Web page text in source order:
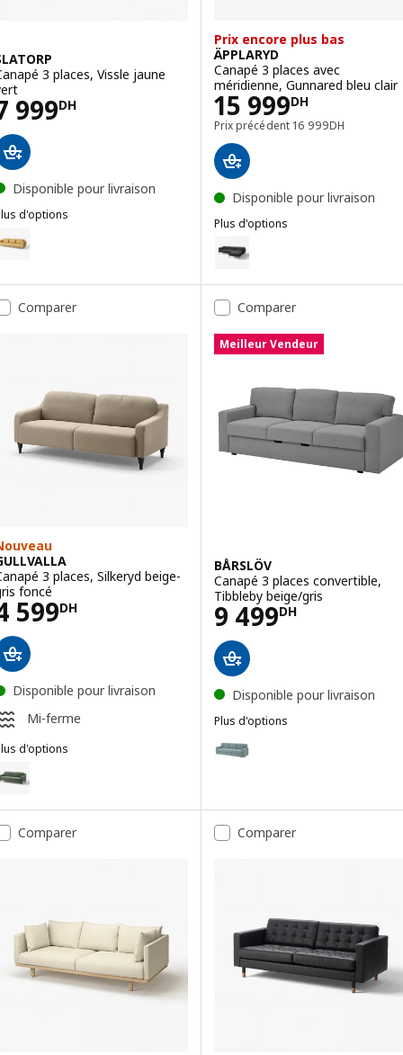
3 places, Vissle jaune
999DH
7999DH
Disponible pour livraison
d'options
: SLATORP, Canapé 3 places, Hakebo brun jaune
Prix encore plus bas
ÄPPLARYD
Canapé 3 places avec
méridienne, Gunnared bleu clair
15 999DH
Prix 15999DH
Prix précédent 16 999DH
Prix précédent
Disponible pour livraison
Plus d'options
Option : ÄPPLARYD, Canapé
Option : ÄPPLARYD, Canapé 3
Option : ÄPPLARYD, Canapé 3
Comparer
3 places, Silkeryd beige-
foncé
599DH
4599DH
Disponible pour livraison
Mi-ferme
d'options
: GULLVALLA, Canapé 3 places, Silkeryd gris vert
Comparer
Meilleur Vendeur
BÅRSLÖV
Canapé 3 places convertible,
Tibbleby beige/gris
9 499DH
Prix 9499DH
Disponible pour livraison
Plus d'options
Option : BÅRSLÖV, Canapé 3
Comparer Comparer